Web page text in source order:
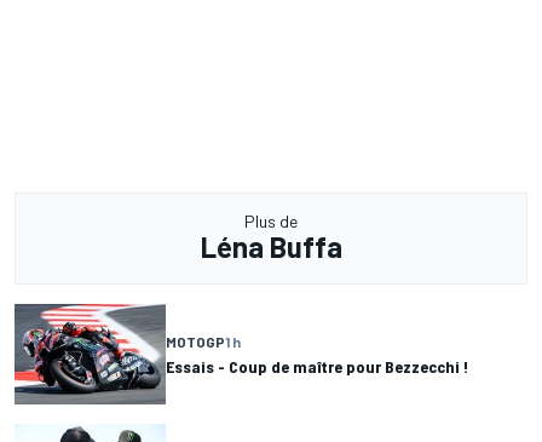
Plus de
Léna Buffa
MOTOGP1 h
Essais - Coup de maître pour Bezzecchi !